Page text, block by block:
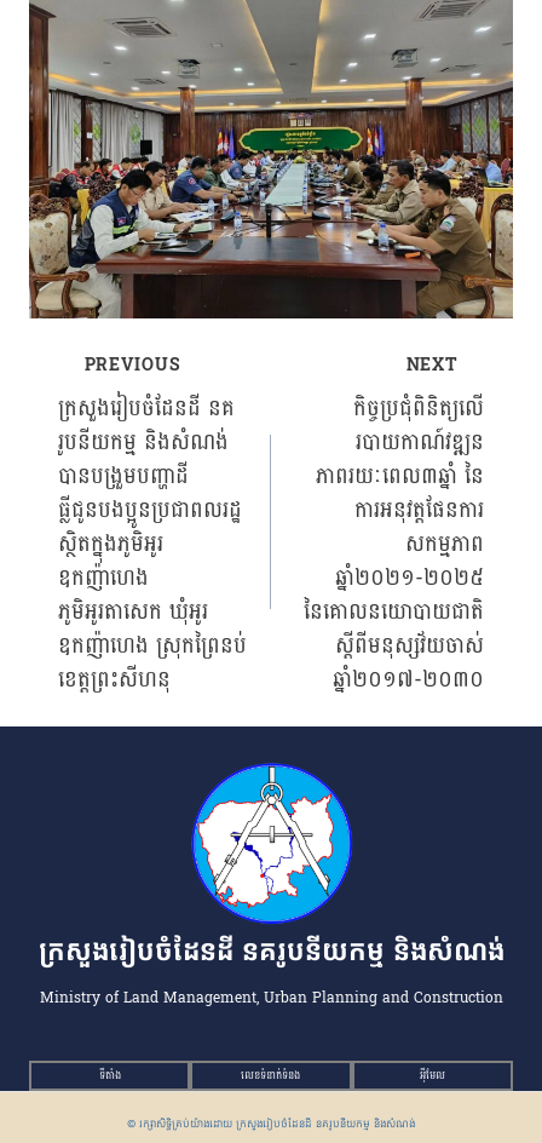
Post
navigation
PREVIOUS
ក្រសួងរៀបចំដែនដី នគ
រូបនីយកម្ម និងសំណង់
បានបង្រួមបញ្ហាដី
ធ្លីជូនបងប្អូនប្រជាពលរដ្ឋ
ស្ថិតក្នុងភូមិអូរ
ឧកញ៉ាហេង
ភូមិអូរតាសេក ឃុំអូរ
ឧកញ៉ាហេង ស្រុកព្រៃនប់
ខេត្តព្រះសីហនុ
NEXT
កិច្ចប្រជុំពិនិត្យលើ
របាយកាណ៍វឌ្ឍន
ភាពរយៈពេល៣ឆ្នាំ នៃ
ការអនុវត្តផែនការ
សកម្មភាព
ឆ្នាំ២០២១-២០២៥
នៃគោលនយោបាយជាតិ
ស្ដីពីមនុស្សវ័យចាស់
ឆ្នាំ២០១៧-២០៣០
ក្រសួងរៀបចំដែនដី នគរូបនីយកម្ម និងសំណង់
Ministry of Land Management, Urban Planning and Construction
ទីតាំង លេខទំនាក់ទំនង អ៉ីមែល
© រក្សាសិទ្ធិគ្រប់យ៉ាងដោយ ក្រសួងរៀបចំដែនដី នគរូបនីយកម្ម និងសំណង់